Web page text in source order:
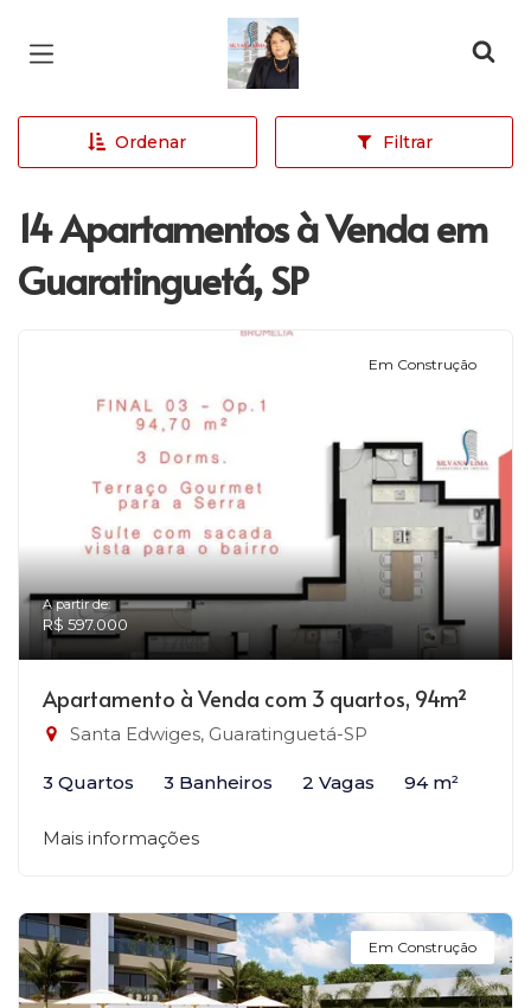
Página inicial
Ordenar Filtrar
14 Apartamentos à Venda em
Guaratinguetá, SP
Em Construção
A partir de:
R$ 597.000
Apartamento à Venda com 3 quartos, 94m²
Santa Edwiges, Guaratinguetá-SP
3 Quartos 3 Banheiros 2 Vagas 94 m²
Mais informações
Em Construção